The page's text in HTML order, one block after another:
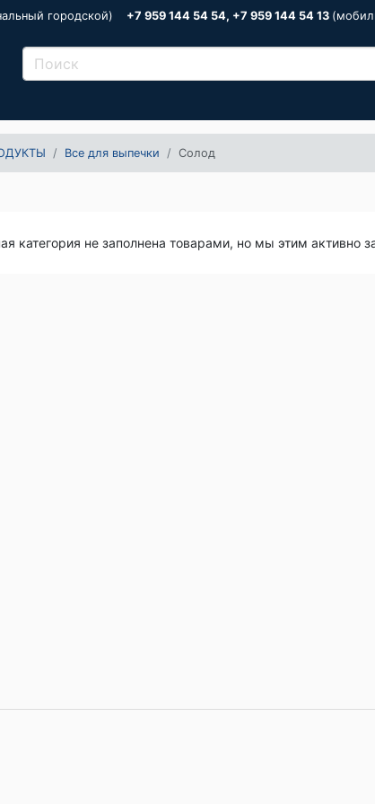
городской) +7 959 144 54 54, +7 959 144 54 13
Все для выпечки Солод
категория не заполнена товарами, но мы этим активно